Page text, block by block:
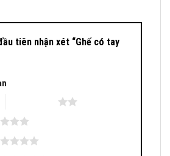
tiên nhận xét “Ghế có tay